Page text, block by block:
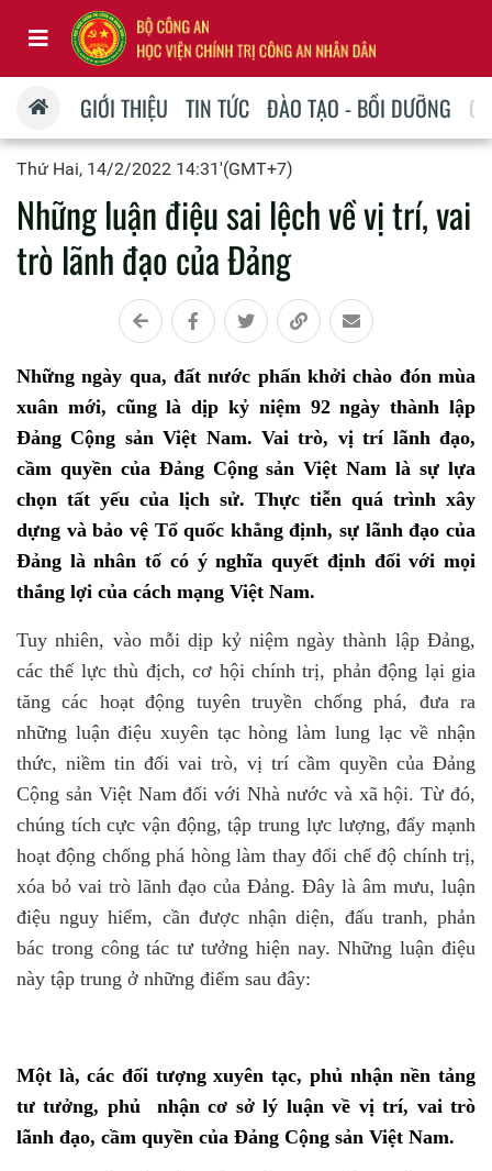
GIỚI THIỆU TIN TỨC ĐÀO TẠO - BỒI DƯỠNG
Thứ Hai, 14/2/2022 14:31'(GMT+7)
Những luận điệu sai lệch về vị trí, vai
trò lãnh đạo của Đảng
Những ngày qua, đất nước phấn khởi chào đón mùa
xuân mới, cũng là dịp kỷ niệm 92 ngày thành lập
Đảng Cộng sản Việt Nam. Vai trò, vị trí lãnh đạo,
cầm quyền của Đảng Cộng sản Việt Nam là sự lựa
chọn tất yếu của lịch sử. Thực tiễn quá trình xây
dựng và bảo vệ Tổ quốc khẳng định, sự lãnh đạo của
Đảng là nhân tố có ý nghĩa quyết định đối với mọi
thắng lợi của cách mạng Việt Nam.
Tuy nhiên, vào mỗi dịp kỷ niệm ngày thành lập Đảng,
các thế lực thù địch, cơ hội chính trị, phản động lại gia
tăng các hoạt động tuyên truyền chống phá, đưa ra
những luận điệu xuyên tạc hòng làm lung lạc về nhận
thức, niềm tin đối vai trò, vị trí cầm quyền của Đảng
Cộng sản Việt Nam đối với Nhà nước và xã hội. Từ đó,
chúng tích cực vận động, tập trung lực lượng, đẩy mạnh
hoạt động chống phá hòng làm thay đổi chế độ chính trị,
xóa bỏ vai trò lãnh đạo của Đảng. Đây là âm mưu, luận
điệu nguy hiểm, cần được nhận diện, đấu tranh, phản
bác trong công tác tư tưởng hiện nay. Những luận điệu
này tập trung ở những điểm sau đây:
Một là, các đối tượng xuyên tạc, phủ nhận nền tảng
tư tưởng, phủ nhận cơ sở lý luận về vị trí, vai trò
lãnh đạo, cầm quyền của Đảng Cộng sản Việt Nam.